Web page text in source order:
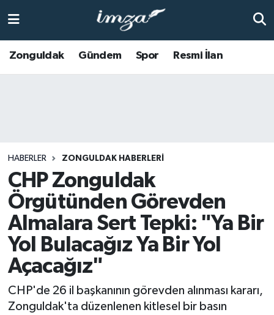
Zonguldak Gündem Spor Resmi İlan
HABERLER ZONGULDAK HABERLERI
CHP Zonguldak
Örgütünden Görevden
Almalara Sert Tepki: "Ya Bir
Yol Bulacağız Ya Bir Yol
Açacağız"
CHP'de 26 il başkanının görevden alınması kararı,
Zonguldak'ta düzenlenen kitlesel bir basın
Anasayfa
KİLİMLİ
BARTIN
BOLU
ÇAYCUMA
DEVREK
Zonguldak Hava Durumu
Tüm Manşetler
Son Dakika Haberleri
Haber Arşivi